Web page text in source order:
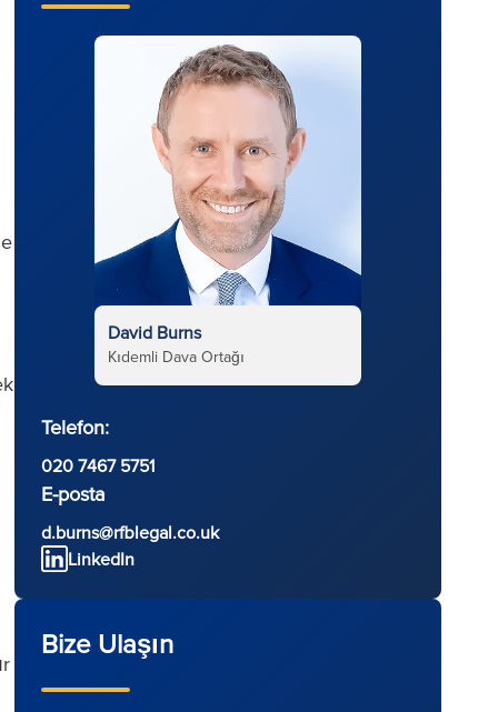
David Burns
Kıdemli Dava Ortağı
Telefon:
020 7467 5751
E-posta
d.burns@rfblegal.co.uk
LinkedIn
Bize Ulaşın